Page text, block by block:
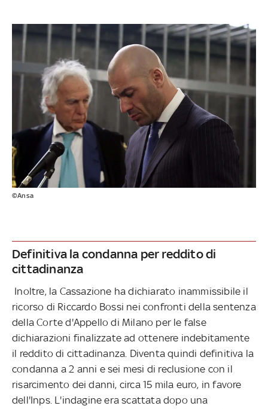
©Ansa
Definitiva la condanna per reddito di
cittadinanza
Inoltre, la Cassazione ha dichiarato inammissibile il
ricorso di Riccardo Bossi nei confronti della sentenza
della Corte d'Appello di Milano per le false
dichiarazioni finalizzate ad ottenere indebitamente
il reddito di cittadinanza. Diventa quindi definitiva la
condanna a 2 anni e sei mesi di reclusione con il
risarcimento dei danni, circa 15 mila euro, in favore
dell'Inps. L'indagine era scattata dopo una